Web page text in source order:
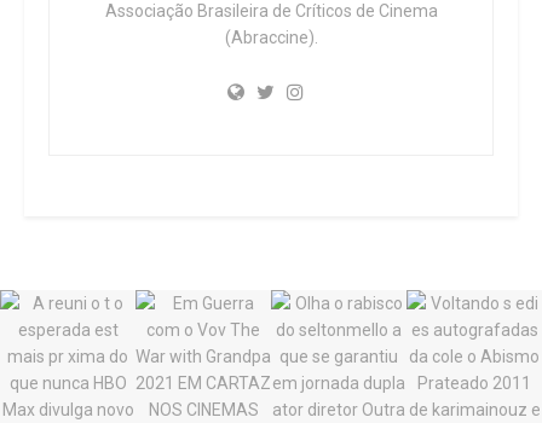
Associação Brasileira de Críticos de Cinema
(Abraccine).